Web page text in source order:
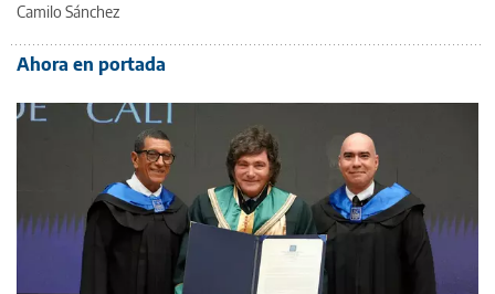
Camilo Sánchez
Ahora en portada